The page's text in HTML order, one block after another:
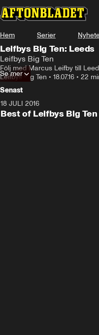
Hem Serier
Leifbys Big Ten: Leeds
Leifbys Big Ten
Följ med Marcus Leifby till
Leifbys Big Ten • 18.07.16 • 22
Se mer
Senast
18 JULI 2016
Best of Leifbys Big Ten